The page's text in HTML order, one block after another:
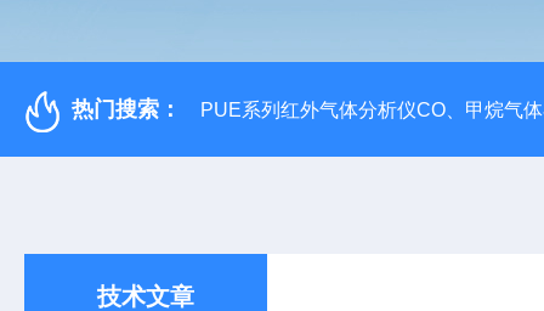
热门搜索： PUE系列红外气体分析仪CO、甲烷气
技术文章